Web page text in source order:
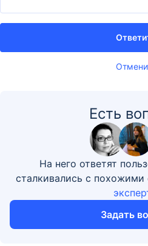
Есть
На него ответят
сталкивались с похожими
Задать